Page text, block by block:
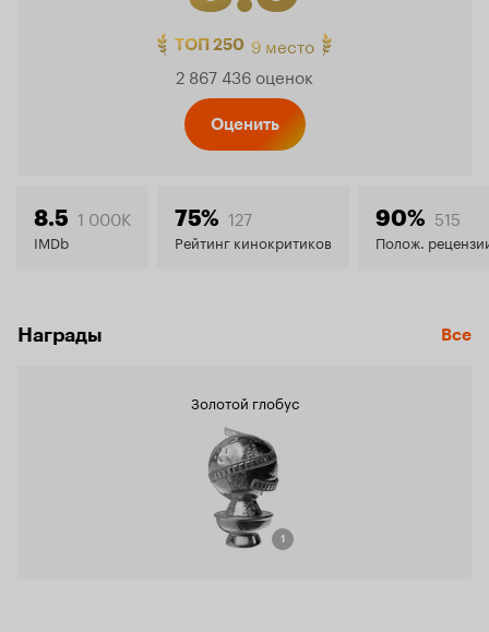
Рейтинг
8.9
ТОП 250 9 место
2 867 436 оценок
Оценить
8.5 1 000K
IMDb
75% 127
Рейтинг кинокритиков
90% 515
Полож.
Награды Все
Золотой глобус
1